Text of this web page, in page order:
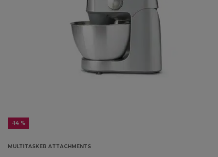
-14 %
MULTITASKER ATTACHMENTS